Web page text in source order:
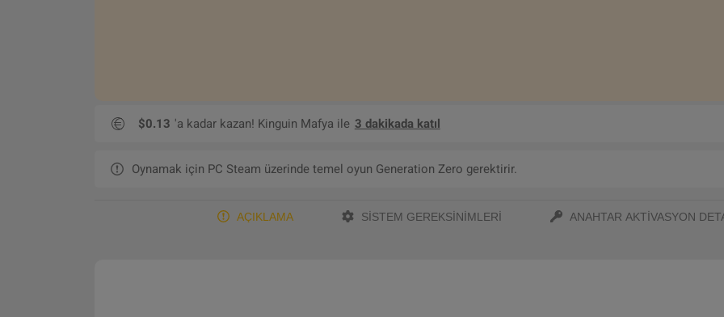
$0.13 'a kadar kazan! Kinguin Mafya ile 3 dakikada katıl
Oynamak için PC Steam üzerinde temel oyun Generation Zero gerektirir.
AÇIKLAMA SISTEM GEREKSINIMLERI ANAHTAR AKTIVASYON